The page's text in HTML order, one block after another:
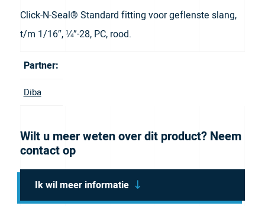
Click-N-Seal® Standard fitting voor geflenste slang,
t/m 1/16″, ¼”-28, PC, rood.
Partner:
Diba
Wilt u meer weten over dit product? Neem
contact op
Ik wil meer informatie